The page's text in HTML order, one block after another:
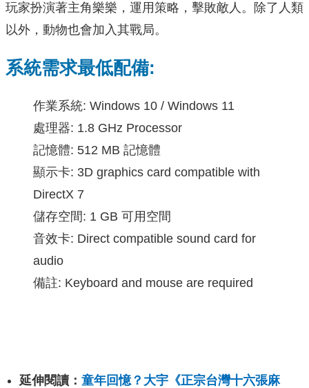
玩家扮演著主角樂樂，運用策略，擊敗敵人。除了人類
以外，動物也會加入其戰局。
系統需求最低配備:
作業系統: Windows 10 / Windows 11
處理器: 1.8 GHz Processor
記憶體: 512 MB 記憶體
顯示卡: 3D graphics card compatible with
DirectX 7
儲存空間: 1 GB 可用空間
音效卡: Direct compatible sound card for
audio
備註: Keyboard and mouse are required
延伸閱讀： 童年回憶？大宇《正宗台灣十六張麻